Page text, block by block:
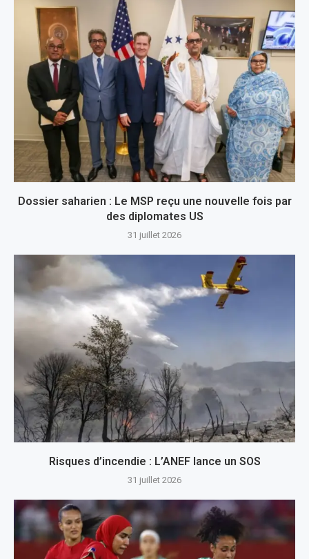
Dossier saharien : Le MSP reçu une nouvelle fois par
des diplomates US
31 juillet 2026
Risques d’incendie : L’ANEF lance un SOS
31 juillet 2026